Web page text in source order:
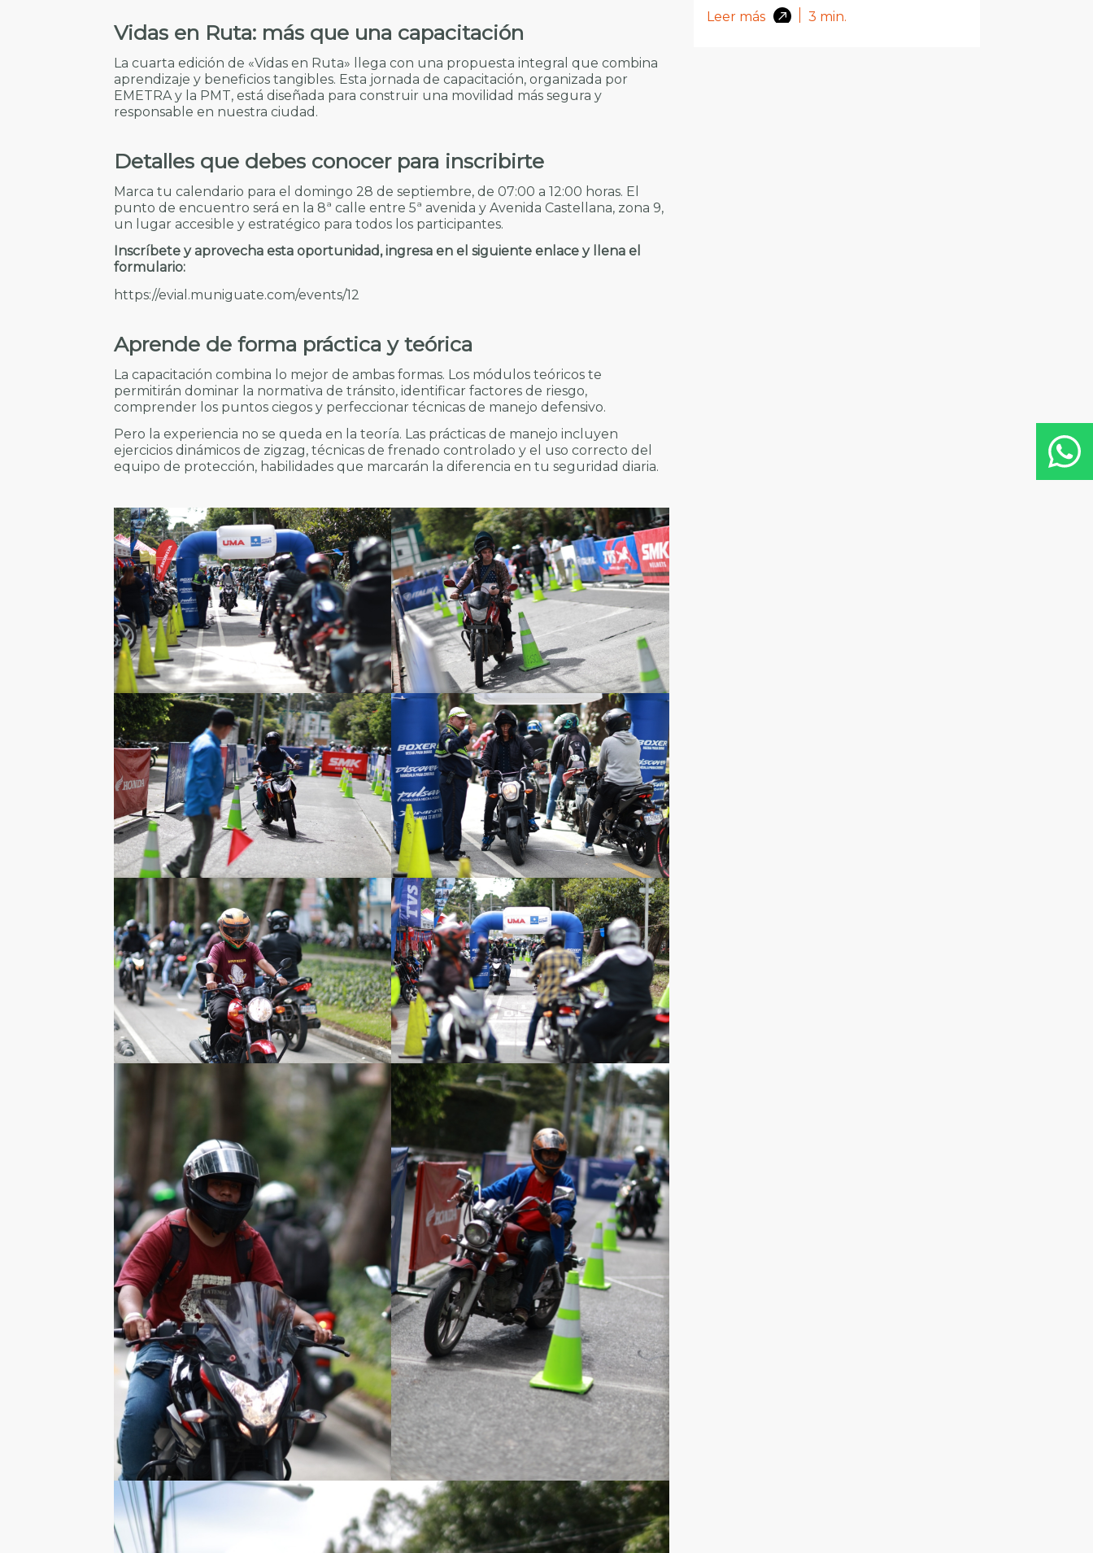
Vidas en Ruta: más que una capacitación
La cuarta edición de «Vidas en Ruta» llega con una propuesta integral que combina
aprendizaje y beneficios tangibles. Esta jornada de capacitación, organizada por
EMETRA y la PMT, está diseñada para construir una movilidad más segura y
responsable en nuestra ciudad.
Detalles que debes conocerpara inscribirte
Marca tu calendario para el domingo 28 de septiembre, de 07:00 a 12:00 horas. El
punto de encuentro será en la 8ª calle entre 5ª avenida y Avenida Castellana, zona 9,
un lugar accesible y estratégico para todos los participantes.
Inscríbete y aprovecha esta oportunidad, ingresa en el siguiente enlace y llena el
formulario:
https://evial.muniguate.com/events/12
Aprende de forma práctica y teórica
La capacitación combina lo mejor de ambas formas. Los módulos teóricos te
permitirán dominar la normativa de tránsito, identificar factores de riesgo,
comprender los puntos ciegos y perfeccionar técnicas de manejo defensivo.
Pero la experiencia no se queda en la teoría. Las prácticas de manejo incluyen
ejercicios dinámicos de zigzag, técnicas de frenado controlado y el uso correcto del
equipo de protección, habilidades que marcarán la diferencia en tu seguridad diaria.
Leer más
3 min.